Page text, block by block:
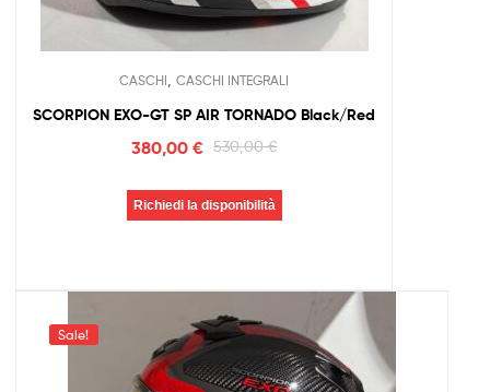
CASCHI CASCHI INTEGRALI
SCORPION EXO-GT SP AIR TORNADO Black/Red
530,00€
380,00 €
Richiedi la disponibilità
Sale!